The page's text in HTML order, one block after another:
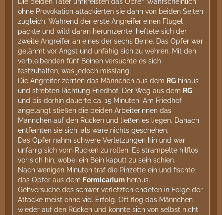
Die beiden Täter umkreisten das Opfer. Wahrscheinlich
ohne Provokation attackierten sie dann von beiden Seiten
zugleich. Während der erste Angreifer einen Flügel
packte und wild daran herumzerrte, heftete sich der
zweite Angreifer an eines der sechs Beine. Das Opfer war
gelähmt vor Angst und unfähig sich zu wehren. Mit den
verbleibenden fünf Beinen versuchte es sich
festzuhalten, was jedoch misslang.
Die Angreifer zerrten das Männchen aus dem RG hinaus
und strebten Richtung Friedhof. Der Weg aus dem RG
und bis dorhin dauerte ca. 15 Minuten. Am Friedhof
angelangt stießen die beiden Arbeiterinnen das
Männchen auf den Rücken und ließen es liegen. Danach
entfernten sie sich, als wäre nichts geschehen.
Das Opfer nahm schwere Verletzungen hin und war
unfähig sich vom Rücken zu rollen. Es strampelte hilflos
vor sich hin, wobei ein Bein kaputt zu sein schien.
Nach wenigen Minuten traf die Pinzette ein und fischte
das Opfer aus dem Formicarium heraus.
Gehversuche des schwer verletzten endeten in Folge der
Attacke meist ohne viel Erfolg. Oft flog das Männchen
wieder auf den Rücken und konnte sich von selbst nicht